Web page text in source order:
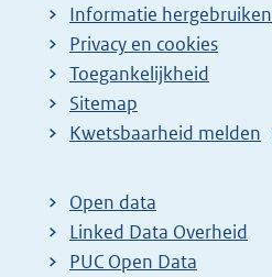
Informatie hergebruiken
Privacy en cookies
Toegankelijkheid
Sitemap
E
t
e
r
Kwetsbaarheid melden
Open data
Linked Data Overheid
PUC Open Data